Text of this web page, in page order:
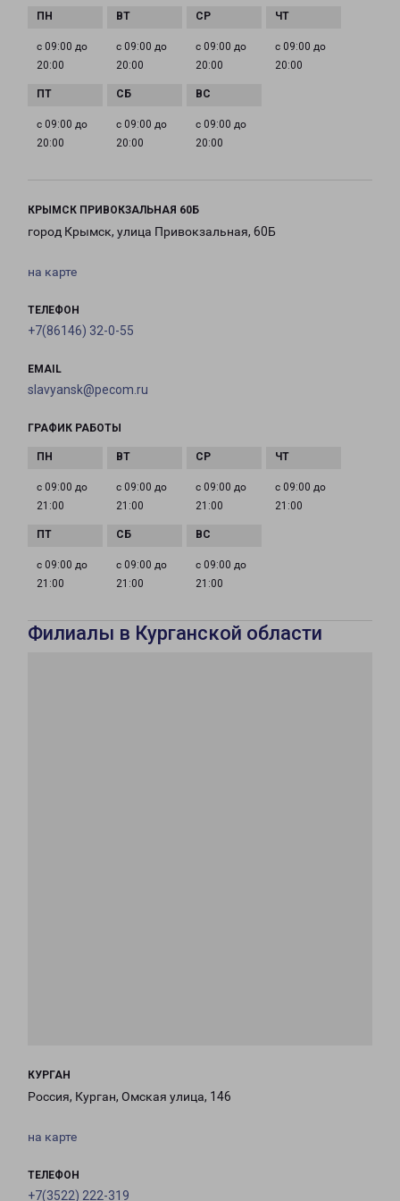
с 09:00 до
20:00
с 09:00 до
20:00
с 09:00 до
20:00
с 09:00 до
20:00
с 09:00 до
20:00
с 09:00 до
20:00
с 09:00 до
20:00
КРЫМСК ПРИВОКЗАЛЬНАЯ 60Б
город Крымск, улица Привокзальная, 60Б
на карте
ТЕЛЕФОН
+7(86146) 32-0-55
EMAIL
slavyansk@pecom.ru
ГРАФИК РАБОТЫ
с 09:00 до
21:00
с 09:00 до
21:00
с 09:00 до
21:00
с 09:00 до
21:00
с 09:00 до
21:00
с 09:00 до
21:00
с 09:00 до
21:00
Филиалы в Курганской области
КУРГАН
Россия, Курган, Омская улица, 146
на карте
ТЕЛЕФОН
+7(3522) 222-319